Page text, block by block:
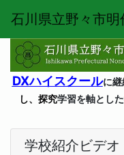
DXハイスクールに継
し、探究学習を軸とし
学校紹介ビデオ